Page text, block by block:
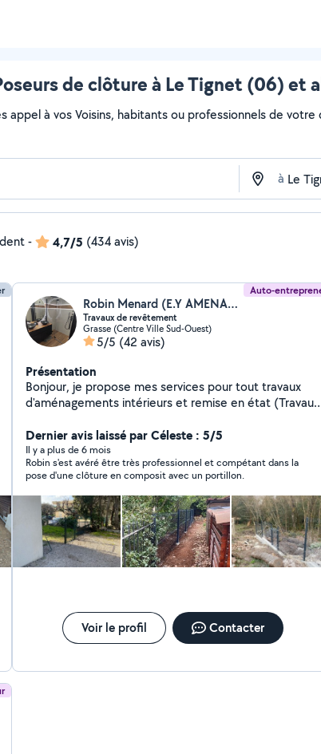
de clôture à Le Tignet (06) et
appel à vos Voisins, habitants ou professionnels de
à
- 4,7/5 (434 avis)
Auto-
Robin Menard (E.Y AMENAGEMENT ET RENOVATION)
Travaux de revêtement
Grasse (Centre Ville Sud-Ouest)
5/5 (42 avis)
Présentation
Bonjour, je propose mes services pour tout travaux
d'aménagements intérieurs et remise en état (Travaux
et également je propose mes services pour
l'aménagement extérieur ( créations en maçonnerie:
clôture ,escalier, dalle, chape et leurs revêtements de
sols ).
Dernier avis laissé par Céleste : 5/5
Il y a plus de 6 mois
Robin s'est avéré être très professionnel et compétant dans la
pose d'une clôture en composit avec un portillon.
Voir le profil Contacter